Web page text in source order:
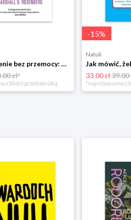
Porozumienie bez przemocy: o języku życia Czarna owca
zł*
z 30 dni przed obniżką
-15%
Natuli
33.00 zł39.00
*najniższa cena z